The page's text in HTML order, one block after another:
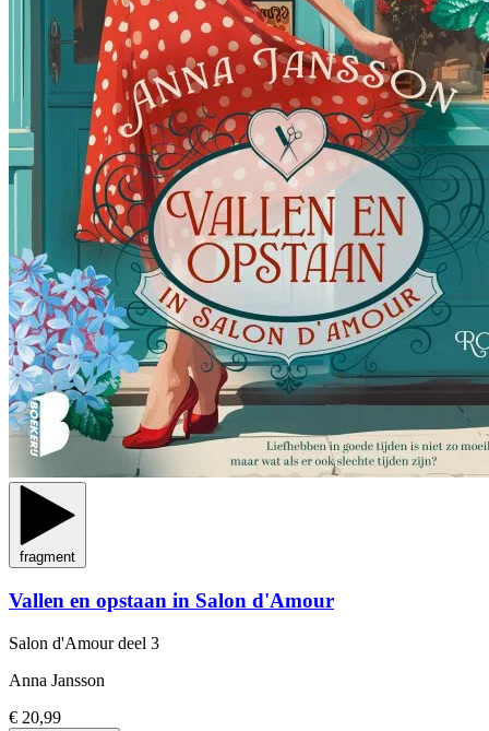
fragment
Vallen en opstaan in Salon d'Amour
Salon d'Amourdeel 3
Anna Jansson
€ 20,99